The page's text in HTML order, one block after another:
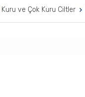
Kuru ve Çok Kuru Ciltler